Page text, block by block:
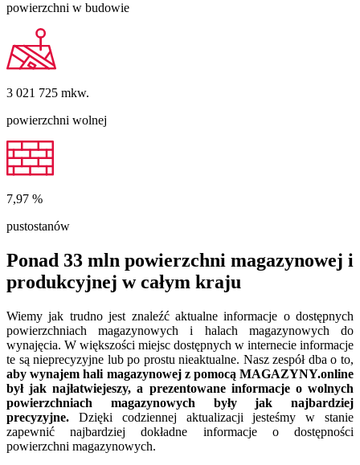
powierzchni w budowie
3 021 725 mkw.
powierzchni wolnej
7,97 %
pustostanów
Ponad 33 mln powierzchni magazynowej i
produkcyjnej w całym kraju
Wiemy jak trudno jest znaleźć aktualne informacje o dostępnych
powierzchniach magazynowych i halach magazynowych do
wynajęcia. W większości miejsc dostępnych w internecie informacje
te są nieprecyzyjne lub po prostu nieaktualne. Nasz zespół dba o to,
aby wynajem hali magazynowej z pomocą MAGAZYNY.online
był jak najłatwiejeszy, a prezentowane informacje o wolnych
powierzchniach magazynowych były jak najbardziej
precyzyjne. Dzięki codziennej aktualizacji jesteśmy w stanie
zapewnić najbardziej dokładne informacje o dostępności
powierzchni magazynowych.